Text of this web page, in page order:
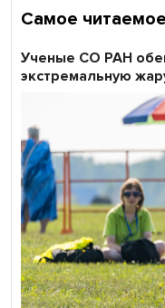
Самое
Ученые СО РАН
экстремальную